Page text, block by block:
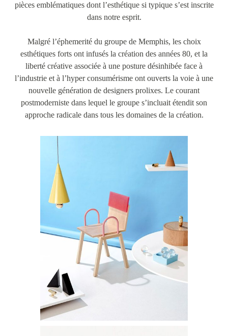
pièces emblématiques dont l’esthétique si typique s’est inscrite
dans notre esprit.
Malgré l’éphemerité du groupe de Memphis, les choix
esthétiques forts ont infusés la création des années 80, et la
liberté créative associée à une posture désinhibée face à
l’industrie et à l’hyper consumérisme ont ouverts la voie à une
nouvelle génération de designers prolixes. Le courant
postmoderniste dans lequel le groupe s’incluait étendit son
approche radicale dans tous les domaines de la création.